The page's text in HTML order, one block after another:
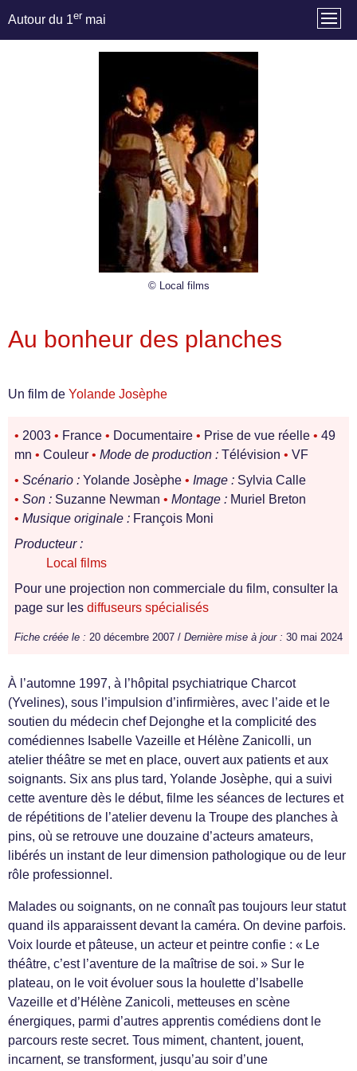
Autour du 1er mai
© Local films
Au bonheur des planches
Un film de Yolande Josèphe
• 2003 • France • Documentaire • Prise de vue réelle • 49
mn • Couleur • Mode de production : Télévision • VF
• Scénario : Yolande Josèphe • Image : Sylvia Calle
• Son : Suzanne Newman • Montage : Muriel Breton
• Musique originale : François Moni
Producteur :
Local films
Pour une projection non commerciale du film, consulter la
page sur les diffuseurs spécialisés
Fiche créée le : 20 décembre 2007 / Dernière mise à jour : 30 mai 2024
À l’automne 1997, à l’hôpital psychiatrique Charcot
(Yvelines), sous l’impulsion d’infirmières, avec l’aide et le
soutien du médecin chef Dejonghe et la complicité des
comédiennes Isabelle Vazeille et Hélène Zanicolli, un
atelier théâtre se met en place, ouvert aux patients et aux
soignants. Six ans plus tard, Yolande Josèphe, qui a suivi
cette aventure dès le début, filme les séances de lectures et
de répétitions de l’atelier devenu la Troupe des planches à
pins, où se retrouve une douzaine d’acteurs amateurs,
libérés un instant de leur dimension pathologique ou de leur
rôle professionnel.
Malades ou soignants, on ne connaît pas toujours leur statut
quand ils apparaissent devant la caméra. On devine parfois.
Voix lourde et pâteuse, un acteur et peintre confie : « Le
théâtre, c’est l’aventure de la maîtrise de soi. » Sur le
plateau, on le voit évoluer sous la houlette d’Isabelle
Vazeille et d’Hélène Zanicoli, metteuses en scène
énergiques, parmi d’autres apprentis comédiens dont le
parcours reste secret. Tous miment, chantent, jouent,
incarnent, se transforment, jusqu’au soir d’une